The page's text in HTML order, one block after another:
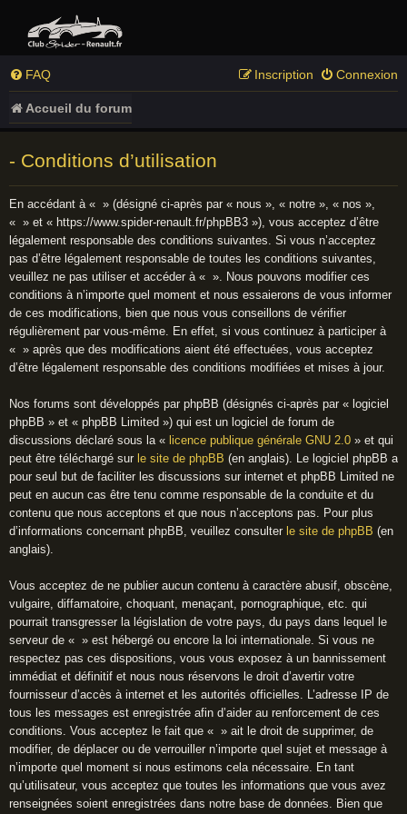
FAQ Connexion
Inscription
Accueil du forum
- Conditions d’utilisation
En accédant à « » (désigné ci-après par « nous », « notre », « nos »,
« » et « https://www.spider-renault.fr/phpBB3 »), vous acceptez d’être
légalement responsable des conditions suivantes. Si vous n’acceptez
pas d’être légalement responsable de toutes les conditions suivantes,
veuillez ne pas utiliser et accéder à « ». Nous pouvons modifier ces
conditions à n’importe quel moment et nous essaierons de vous informer
de ces modifications, bien que nous vous conseillons de vérifier
régulièrement par vous-même. En effet, si vous continuez à participer à
« » après que des modifications aient été effectuées, vous acceptez
d’être légalement responsable des conditions modifiées et mises à jour.
Nos forums sont développés par phpBB (désignés ci-après par « logiciel
phpBB » et « phpBB Limited ») qui est un logiciel de forum de
discussions déclaré sous la « licence publique générale GNU 2.0 » et qui
peut être téléchargé sur le site de phpBB (en anglais). Le logiciel phpBB a
pour seul but de faciliter les discussions sur internet et phpBB Limited ne
peut en aucun cas être tenu comme responsable de la conduite et du
contenu que nous acceptons et que nous n’acceptons pas. Pour plus
d’informations concernant phpBB, veuillez consulter le site de phpBB (en
anglais).
Vous acceptez de ne publier aucun contenu à caractère abusif, obscène,
vulgaire, diffamatoire, choquant, menaçant, pornographique, etc. qui
pourrait transgresser la législation de votre pays, du pays dans lequel le
serveur de « » est hébergé ou encore la loi internationale. Si vous ne
respectez pas ces dispositions, vous vous exposez à un bannissement
immédiat et définitif et nous nous réservons le droit d’avertir votre
fournisseur d’accès à internet et les autorités officielles. L’adresse IP de
tous les messages est enregistrée afin d’aider au renforcement de ces
conditions. Vous acceptez le fait que « » ait le droit de supprimer, de
modifier, de déplacer ou de verrouiller n’importe quel sujet et message à
n’importe quel moment si nous estimons cela nécessaire. En tant
qu’utilisateur, vous acceptez que toutes les informations que vous avez
renseignées soient enregistrées dans notre base de données. Bien que